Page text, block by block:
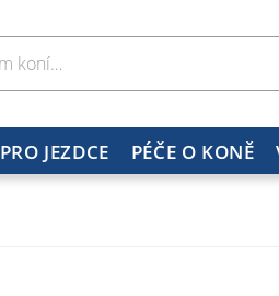
PRO JEZDCE PÉČE O KONĚ